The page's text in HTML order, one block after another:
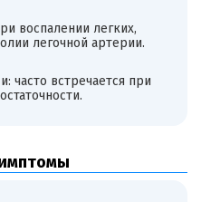
воспалении легких,
легочной артерии.
часто встречается при